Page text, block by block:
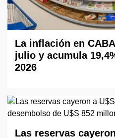
La inflación en
julio y acumula
2026
Las reservas